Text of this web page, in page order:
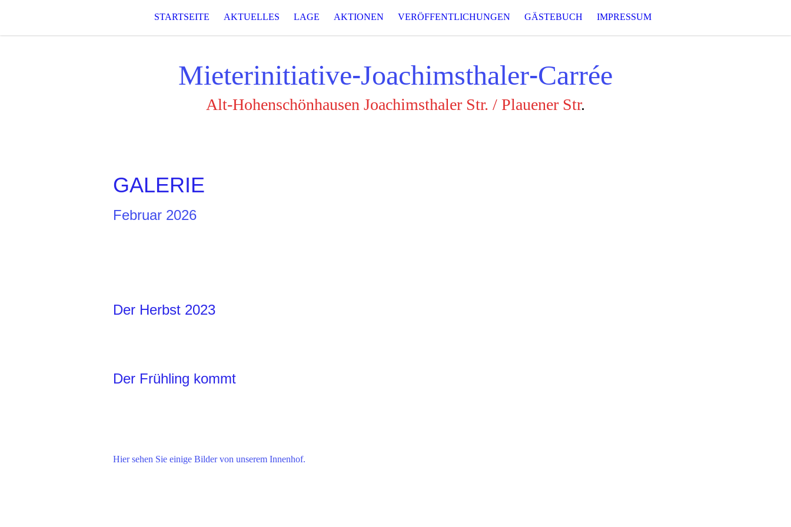
STARTSEITE AKTUELLES LAGE AKTIONEN VERÖFFENTLICHUNGEN GÄSTEBUCH IMPRESSUM
Mieterinitiative-Joachimsthaler-Carrée
Alt-Hohenschönhausen Joachimsthaler Str. / Plauener Str.
GALERIE
Februar 2026
Der Herbst 2023
Der Frühling kommt
Hier sehen Sie einige Bilder von unserem Innenhof.